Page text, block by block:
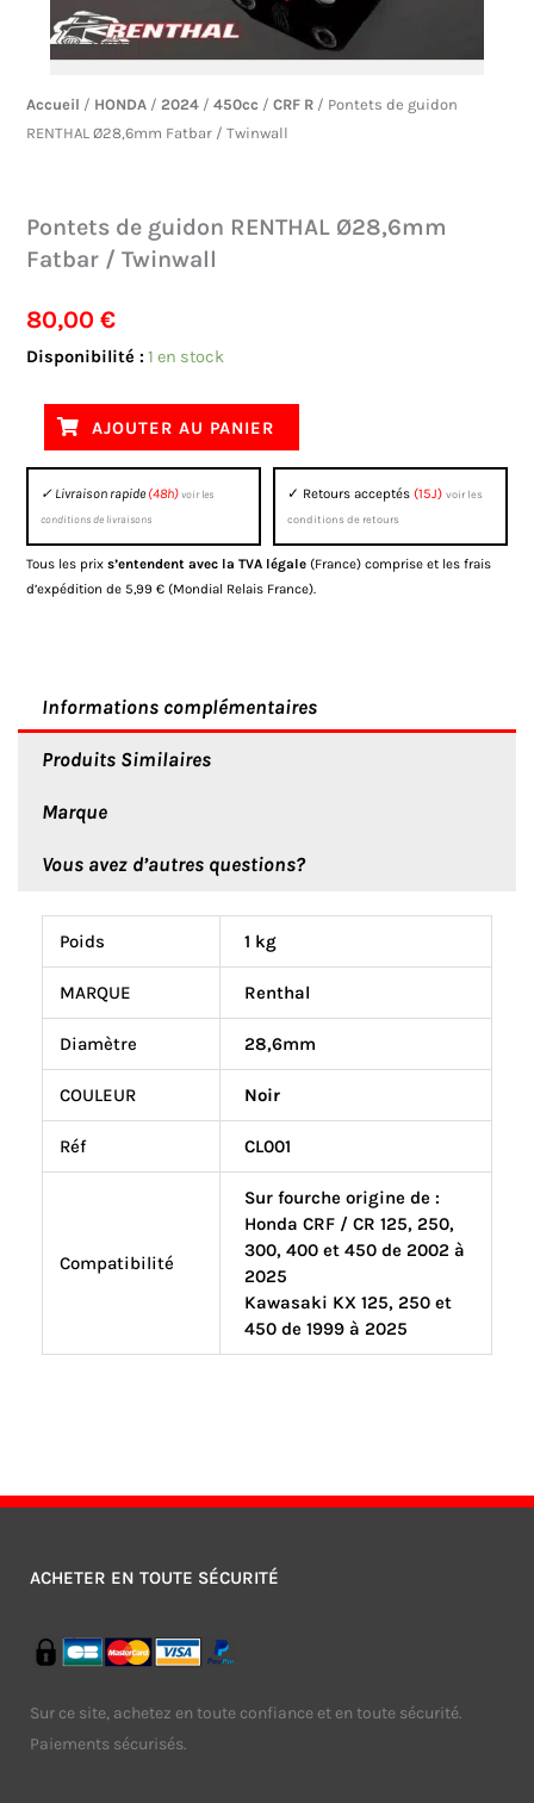
Accueil / HONDA /2024 /450cc /CRF R / Pontets de guidon
RENTHAL Ø28,6mm Fatbar / Twinwall
Pontets de guidon RENTHAL Ø28,6mm
Fatbar / Twinwall
80,00€
Disponibilité : 1 en stock
quantité
Pontets
de
guidon
RENTHAL
Ø28,6mm
Fatbar
AJOUTER AU PANIER
✓ Livraison rapide (48h)voir les
conditions de livraisons
✓ Retours acceptés (15J) voir les
conditions de retours
Tous les prixs’entendent avec la TVA légale (France) comprise et les frais
d’expédition de 5,99 € (Mondial Relais France).
Informations complémentaires
Produits Similaires
Marque
Vous avez d’autres questions?
Poids 1 kg
MARQUE Renthal
Diamètre 28,6mm
COULEUR Noir
Réf CL001
Compatibilité
Sur fourche origine de :
Honda CRF / CR 125, 250,
300, 400 et 450 de 2002 à
2025
Kawasaki KX 125, 250 et
450 de 1999 à 2025
ACHETER EN TOUTE SÉCURITÉ
Sur ce site, achetez en toute confiance et en toute sécurité.
Paiements sécurisés.